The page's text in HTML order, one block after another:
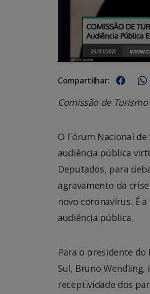
Compartilhar:
Comissão de
O Fórum Nacional
audiência pública
Deputados, para
agravamento da
novo coronavírus. É
audiência pública.
Para o presidente
Sul, Bruno
receptividade dos